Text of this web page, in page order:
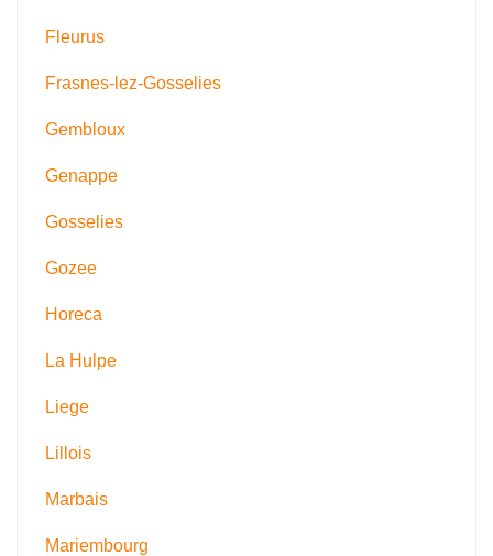
Fleurus
Frasnes-lez-Gosselies
Gembloux
Genappe
Gosselies
Gozee
Horeca
La Hulpe
Liege
Lillois
Marbais
Mariembourg